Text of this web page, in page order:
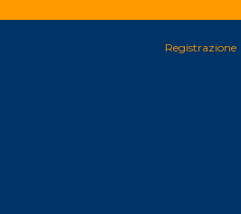
Registrazione